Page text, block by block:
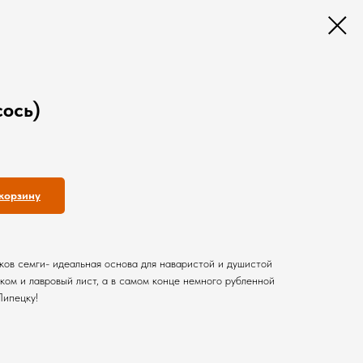
семги- идеальная основа для наваристой и душистой
и лавровый лист, а в самом конце немного рубленной